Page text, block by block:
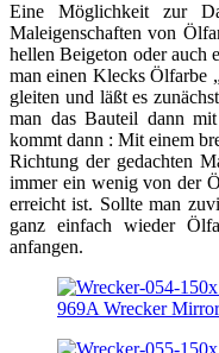
Eine Möglichkeit zur
Maleigenschaften von
hellen Beigeton oder auch
man einen Klecks Ölfarbe
gleiten und läßt es
man das Bauteil dann
kommt dann : Mit einem
Richtung der gedachten
immer ein wenig von der
erreicht ist. Sollte man
ganz einfach wieder
anfangen.